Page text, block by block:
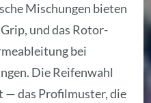
Mischungen bieten
und das Rotor-
bei
Die Reifenwahl
— das Profilmuster, die